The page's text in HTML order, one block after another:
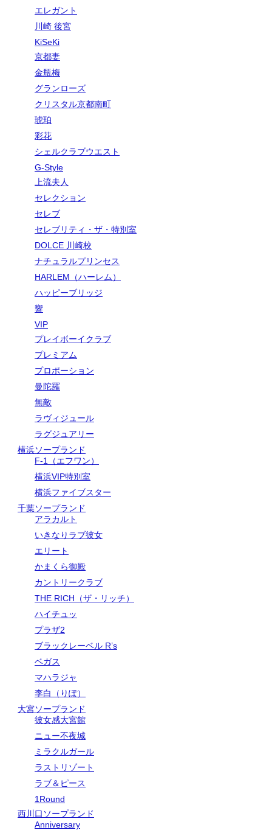
エレガント
川崎 後宮
KiSeKi
京都妻
金瓶梅
グランローズ
クリスタル京都南町
琥珀
彩花
シェルクラブウエスト
G-Style
上流夫人
セレクション
セレブ
セレブリティ・ザ・特別室
DOLCE 川崎校
ナチュラルプリンセス
HARLEM（ハーレム）
ハッピーブリッジ
響
VIP
プレイボーイクラブ
プレミアム
プロポーション
曼陀羅
無敵
ラヴィジュール
ラグジュアリー
横浜ソープランド
F-1（エフワン）
横浜VIP特別室
横浜ファイブスター
千葉ソープランド
アラカルト
いきなりラブ彼女
エリート
かまくら御殿
カントリークラブ
THE RICH（ザ・リッチ）
ハイチュッ
プラザ2
ブラックレーベル R’s
ベガス
マハラジャ
李白（りぽ）
大宮ソープランド
彼女感大宮館
ニュー不夜城
ミラクルガール
ラストリゾート
ラブ＆ピース
1Round
西川口ソープランド
Anniversary